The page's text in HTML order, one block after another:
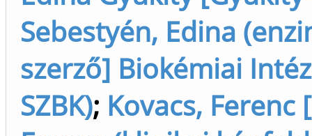
Sebestyén, Edina
szerző] Biokémiai
SZBK); Kovacs, Ferenc